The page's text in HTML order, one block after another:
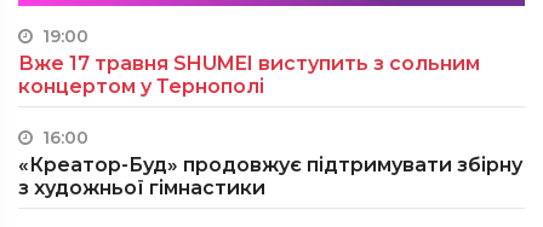
19:00
Вже 17 травня SHUMEI виступить з сольним
концертом у Тернополі
16:00
«Креатор-Буд» продовжує підтримувати збірну
з художньої гімнастики